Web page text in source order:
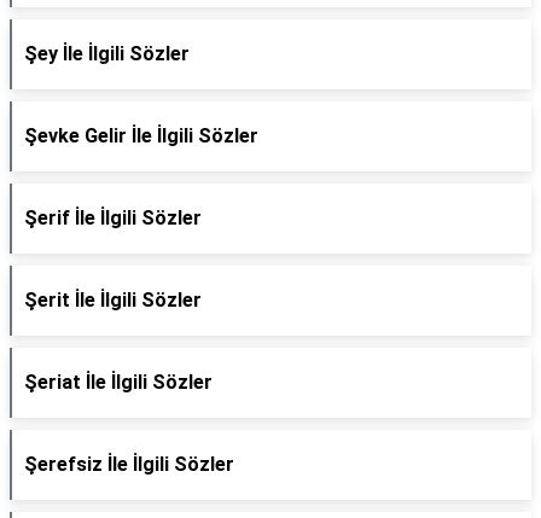
Şey İle İlgili Sözler
Şevke Gelir İle İlgili Sözler
Şerif İle İlgili Sözler
Şerit İle İlgili Sözler
Şeriat İle İlgili Sözler
Şerefsiz İle İlgili Sözler